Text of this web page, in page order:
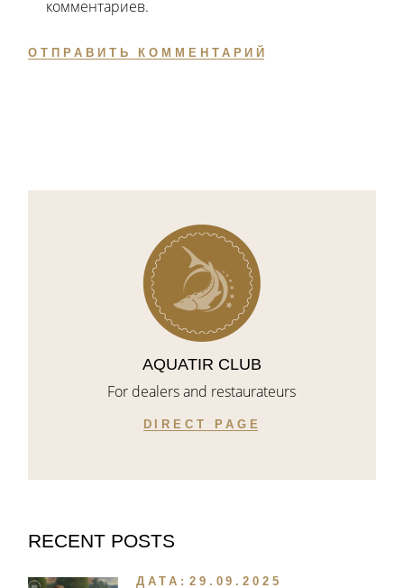
комментариев.
ОТПРАВИТЬ КОММЕНТАРИЙ
AQUATIR CLUB
For dealers and restaurateurs
DIRECT PAGE
RECENT POSTS
ДАТА: 29.09.2025